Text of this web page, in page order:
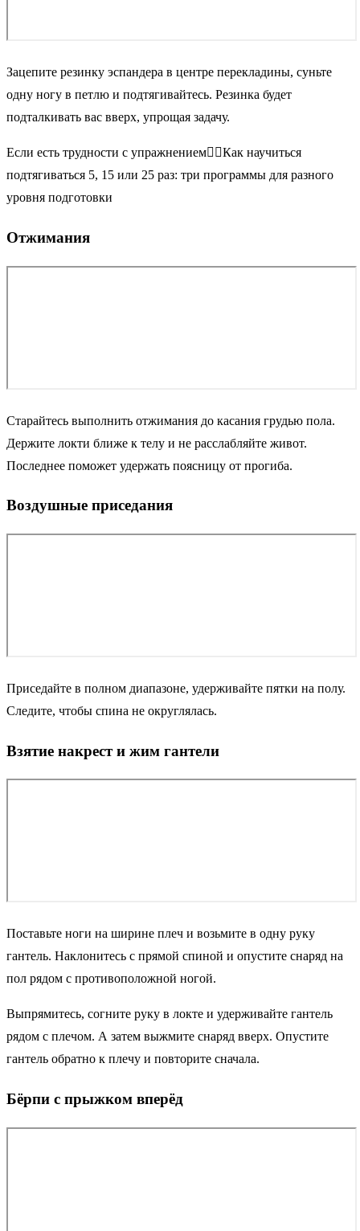
Зацепите резинку эспандера в центре перекладины, суньте
одну ногу в петлю и подтягивайтесь. Резинка будет
подталкивать вас вверх, упрощая задачу.
Если есть трудности с упражнением🏋🏻Как научиться
подтягиваться 5, 15 или 25 раз: три программы для разного
уровня подготовки
Отжимания
Старайтесь выполнить отжимания до касания грудью пола.
Держите локти ближе к телу и не расслабляйте живот.
Последнее поможет удержать поясницу от прогиба.
Воздушные приседания
Приседайте в полном диапазоне, удерживайте пятки на полу.
Следите, чтобы спина не округлялась.
Взятие накрест и жим гантели
Поставьте ноги на ширине плеч и возьмите в одну руку
гантель. Наклонитесь с прямой спиной и опустите снаряд на
пол рядом с противоположной ногой.
Выпрямитесь, согните руку в локте и удерживайте гантель
рядом с плечом. А затем выжмите снаряд вверх. Опустите
гантель обратно к плечу и повторите сначала.
Бёрпи с прыжком вперёд